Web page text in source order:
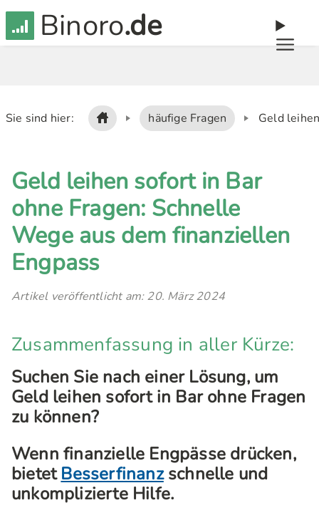
Binoro.de
Sie sind hier: häufige Fragen Geld
Geld leihen sofort in Bar
ohne Fragen: Schnelle
Wege aus dem finanziellen
Engpass
Artikel veröffentlicht am: 20. März 2024
Zusammenfassung in aller Kürze:
Suchen Sie nach einer Lösung, um
Geld leihen sofort in Bar ohne Fragen
zu können?
Wenn finanzielle Engpässe drücken,
bietetBesserfinanzschnelle und
unkomplizierte Hilfe.